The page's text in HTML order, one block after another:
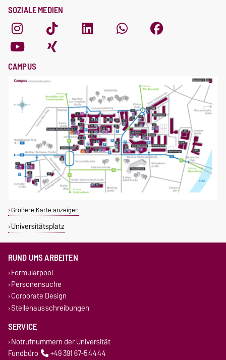
SOZIALE MEDIEN
CAMPUS
Größere Karte anzeigen
Universitätsplatz
RUND UMS ARBEITEN
Formularpool
Personensuche
Corporate Design
Stellenausschreibungen
SERVICE
Notrufnummern der Universität
Fundbüro
+49 391 67-54444